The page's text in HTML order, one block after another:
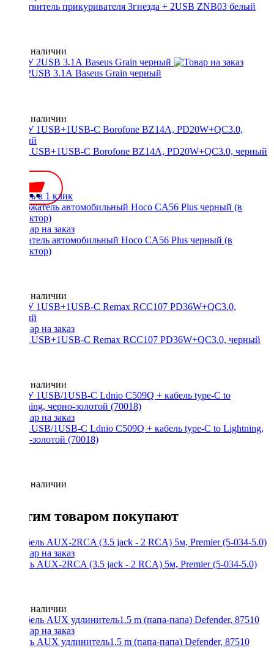
Разветвитель прикуривателя 3гнезда + 2USB ZNB03 белый
Нет в наличии
АЗУ 2USB 3.1А Baseus Grain черный
Нет в наличии
АЗУ 1USB+1USB-C Borofone BZ14A, PD20W+QC3.0, черный
Купить в 1 клик
Держатель автомобильный Hoco CA56 Plus черный (в
дефлектор)
Нет в наличии
АЗУ 1USB+1USB-C Remax RCC107 PD36W+QC3.0, черный
Нет в наличии
АЗУ 1USB/1USB-C Ldnio C509Q + кабель type-C to Lightning,
черно-золотой (70018)
Нет в наличии
С этим товаром покупают
Кабель AUX-2RCA (3.5 jack - 2 RCA) 5м, Premier (5-034-5.0)
Нет в наличии
Кабель AUX удлинитель1.5 m (папа-папа) Defender, 87510